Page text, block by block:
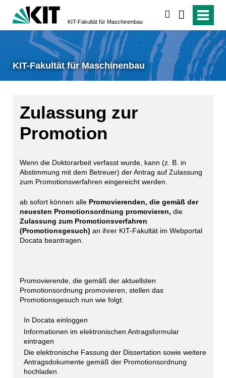
KIT-Fakultät für Maschinenbau
KIT-Fakultät für Maschinenbau
Zulassung zur
Promotion
Wenn die Doktorarbeit verfasst wurde, kann (z. B. in
Abstimmung mit dem Betreuer) der Antrag auf Zulassung
zum Promotionsverfahren eingereicht werden.
ab sofort können alle Promovierenden, die gemäß der
neuesten Promotionsordnung promovieren, die
Zulassung zum Promotionsverfahren
(Promotionsgesuch) an ihrer KIT-Fakultät im Webportal
Docata beantragen.
Promovierende, die gemäß der aktuellsten
Promotionsordnung promovieren, stellen das
Promotionsgesuch nun wie folgt:
In Docata einloggen
Informationen im elektronischen Antragsformular
eintragen
Die elektronische Fassung der Dissertation sowie weitere
Antragsdokumente gemäß der Promotionsordnung
hochladen